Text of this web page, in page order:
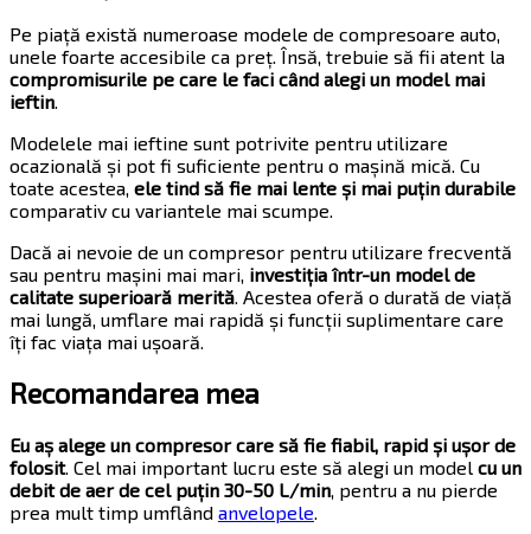
Pe piață există numeroase modele de compresoare auto,
unele foarte accesibile ca preț. Însă, trebuie să fii atent la
compromisurile pe care le faci când alegi un model mai
ieftin
Modelele mai ieftine sunt potrivite pentru utilizare
ocazională și pot fi suficiente pentru o mașină mică. Cu
toate acestea, ele tind să fie mai lente și mai puțin durabile
comparativ cu variantele mai scumpe.
Dacă ai nevoie de un compresor pentru utilizare frecventă
sau pentru mașini mai mari, investiția într-un model de
calitate superioară merită . Acestea oferă o durată de viață
mai lungă, umflare mai rapidă și funcții suplimentare care
îți fac viața mai ușoară.
Recomandarea mea
Eu aș alege un compresor care să fie fiabil, rapid și ușor de
folosit. Cel mai important lucru este să alegi un model cu un
debit de aer de cel puțin 30-50 L/min, pentru a nu pierde
prea mult timp umflând anvelopele.